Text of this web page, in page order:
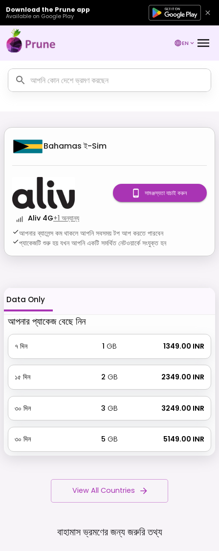
Download the Prune app
Available on Google Play
EN
Bahamas ই-Sim
Aliv 4G+1 অন্যান্য
আপনার ব্যালেন্স কম থাকলে আপনি সবসময় টপ আপ করতে পারবেন
প্যাকেজটি শুরু হয় যখন আপনি একটি সমর্থিত নেটওয়ার্কে সংযুক্ত হন
সামঞ্জস্যতা যাচাই করুন
Data Only
আপনার প্যাকেজ বেছে নিন
৭ দিন 1 GB ₹ 1349.00 INR
১৫ দিন 2 GB ₹ 2349.00 INR
৩০ দিন 3 GB ₹ 3249.00 INR
৩০ দিন 5 GB ₹ 5149.00 INR
View All Countries
বাহামাস ভ্রমণের জন্য জরুরিতথ্য